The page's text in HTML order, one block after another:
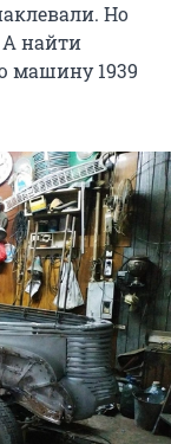
Но
А найти
машину 1939